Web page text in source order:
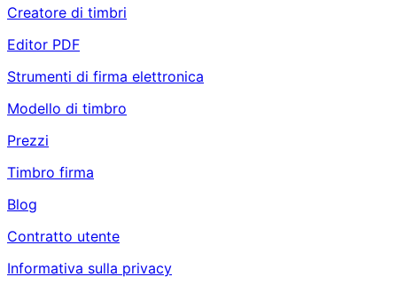
Creatore di timbri
Editor PDF
Strumenti di firma elettronica
Modello di timbro
Prezzi
Timbro firma
Blog
Contratto utente
Informativa sulla privacy